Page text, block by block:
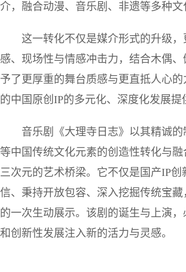
介，融合动漫、音乐剧、非遗等多种
这一转化不仅是媒介形式的升级
感、现场性与情感冲击力，结合木偶
予了更厚重的舞台质感与更直抵人心
的中国原创IP的多元化、深度化发展
音乐剧《大理寺日志》以其精诚
等中国传统文化元素的创造性转化与
三次元的艺术桥梁。它不仅是国产IP
信、秉持开放包容、深入挖掘传统宝
的一次生动展示。该剧的诞生与上演
和创新性发展注入新的活力与灵感。